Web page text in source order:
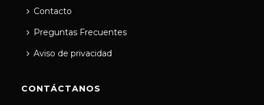
Contacto
Preguntas Frecuentes
Aviso de privacidad
CONTÁCTANOS